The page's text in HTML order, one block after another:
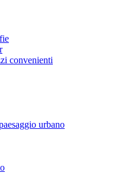
convenienti
urbano